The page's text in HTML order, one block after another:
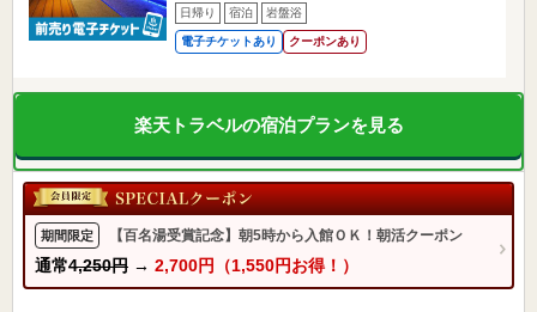
日帰り 宿泊 岩盤浴
電子チケットあり クーポンあり
楽天トラベルの宿泊プランを見る
期間限定 【百名湯受賞記念】朝5時から入館ＯＫ！朝活クーポン
通常4,250円 → 2,700円（1,550円お得！）